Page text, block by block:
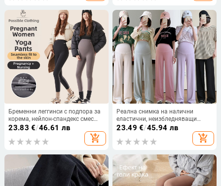
Бременни леггинси с подпора за
корема, нейлон-спандекс смес
70–80% нейлон, 20–30%
спандекс, средна плътност, тясно
прилягане, висока еластичност
23.83 €/46.61 лв
add_shopping_cart
Реална снимка на налични
еластични, неизбледняващи
панталони за бременни M-3Xl с
свободни, ежедневни панталони
дрехи
23.49 €/45.94 лв
add_shopping_cart